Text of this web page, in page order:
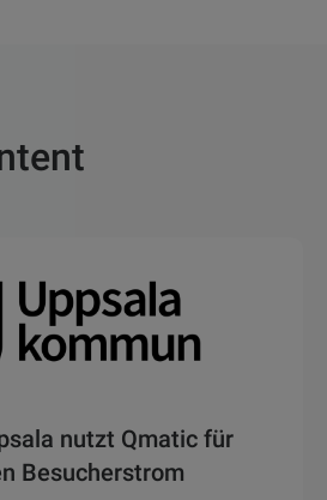
nutzt Qmatic für
Besucherstrom